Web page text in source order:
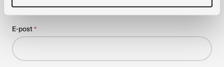
Meld deg på vårt nyhetsbrev!
E-post *